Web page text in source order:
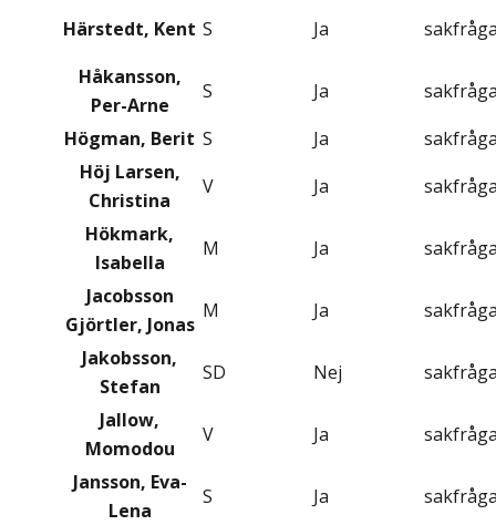
Härstedt, Kent S Ja
Håkansson,
Per-Arne
S Ja
Högman, Berit S Ja
Höj Larsen,
Christina
V Ja
Hökmark,
Isabella
M Ja
Jacobsson
Gjörtler, Jonas
M Ja
Jakobsson,
Stefan
SD Nej
Jallow,
Momodou
V Ja
Jansson, Eva-
Lena
S Ja